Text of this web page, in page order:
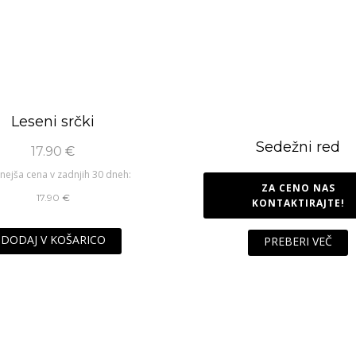
Leseni srčki
17.90€
cena v zadnjih 30 dneh:
17.90 €
DODAJ V KOŠARICO
Sedežni red
ZA CENO NAS
KONTAKTIRAJTE!
PREBERI VEČ